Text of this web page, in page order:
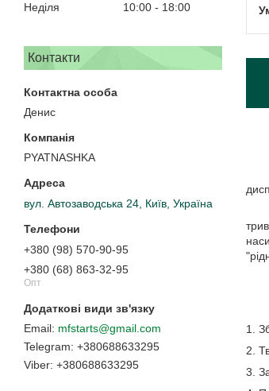
Неділя
10:00 18:00
Контакти
Денис
PYATNASHKA
вул. Автозаводська 24, Київ, Україна
+380 (98) 570-90-95
+380 (68) 863-32-95
Опт
mfstarts@gmail.com
+380688633295
+380688633295
1.
2.
3.